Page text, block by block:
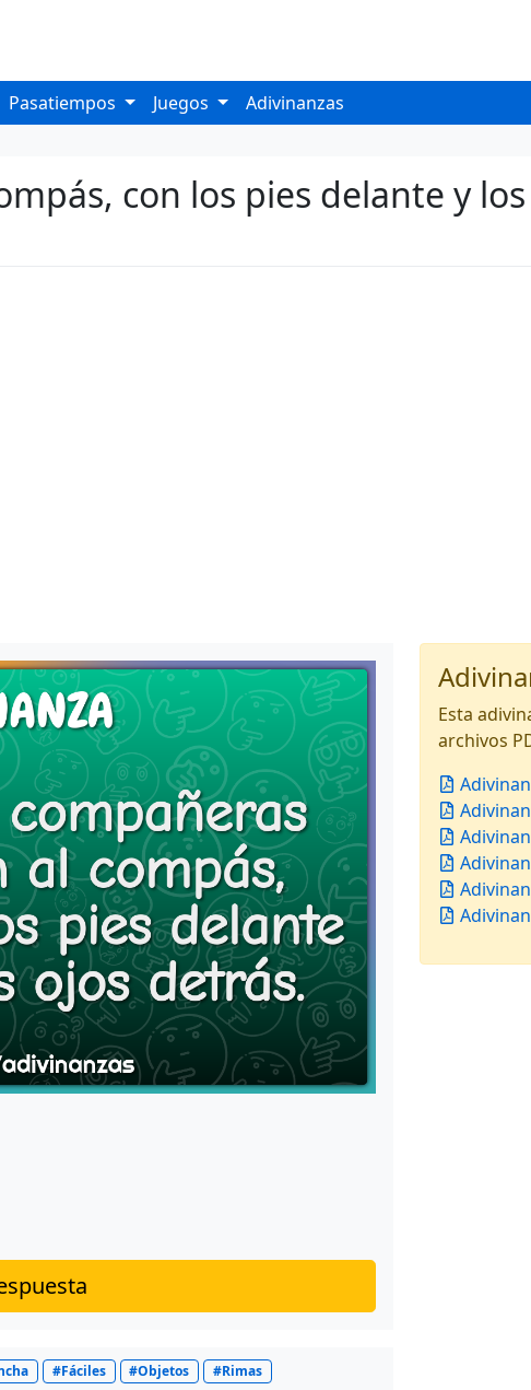
Pasatiempos Juegos Adivinanzas
con los pies delante y
#Fáciles #Objetos #Rimas
Esta
archivos